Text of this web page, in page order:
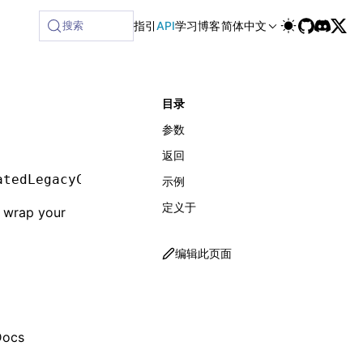
at /next/zh/llms-full.txt, and this page is available
搜索 指引API学习博客简体中文
any)
wrap your
目录
参数
返回
示例
定义于
编辑此页面